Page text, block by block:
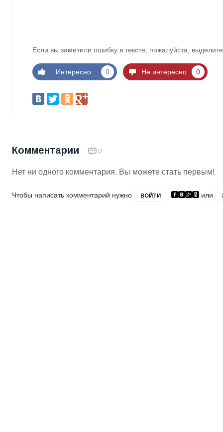
Если вы заметили ошибку в тексте, пожалуйста,
Интересно 0 Не интересно 0
Комментарии 0
Нет ни одного комментария. Вы можете стать первым!
Чтобы написать комментарий нужно ВОЙТИ или